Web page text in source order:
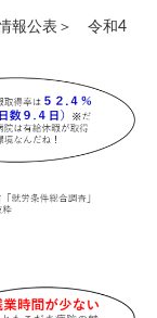
情報公表＞ 令和4